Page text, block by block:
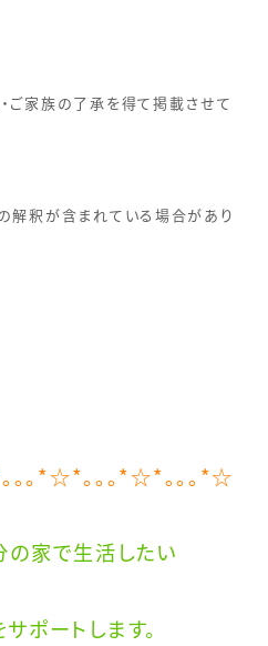
ご家族の了承を得て掲載させて
解釈が含まれている場合があり
｡｡｡*☆*｡｡｡*☆*｡｡｡*☆
の家で生活したい
ポートします。